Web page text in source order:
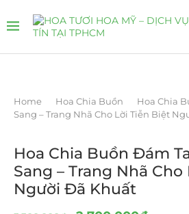
Home Hoa Chia Buồn
Hoa Chia
Sang – Trang Nhã Cho Lời Tiễn Biệt
Hoa Chia Buồn Đám
Sang – Trang Nhã
Người Đã Khuất